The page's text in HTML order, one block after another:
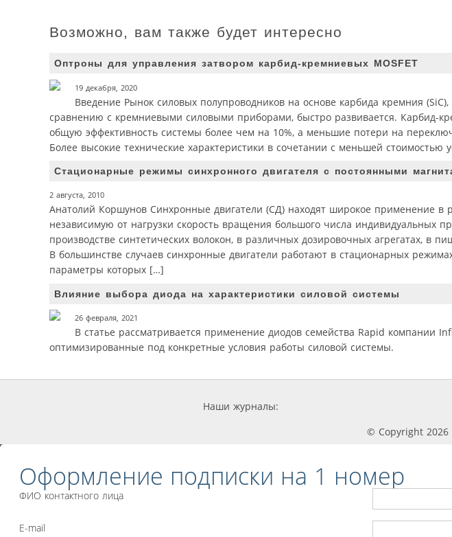
Возможно, вам также будет интересно
Оптроны для управления затвором карбид-кремниевых MOSFET
19 декабря, 2020
Введение Рынок силовых полупроводников на основе карбида кремния
сравнению с кремниевыми силовыми приборами, быстро развивается. Карбид-
общую эффективность системы более чем на 10%, а меньшие потери на
Более высокие технические характеристики в сочетании с меньшей стоимостью
Стационарные режимы синхронного двигателя с постоянными
2 августа, 2010
Анатолий Коршунов Синхронные двигатели (СД) находят широкое применение в
независимую от нагрузки скорость вращения большого числа индивидуальных
производстве синтетических волокон, в различных дозировочных агрегатах, в
В большинстве случаев синхронные двигатели работают в стационарных
параметры которых […]
Влияние выбора диода на характеристики силовой системы
26 февраля, 2021
В статье рассматривается применение диодов семейства Rapid компании
оптимизированные под конкретные условия работы силовой системы.
Наши журналы:
© Copyright 2026
Оформление подписки на 1 номер
ФИО контактного лица
E-mail